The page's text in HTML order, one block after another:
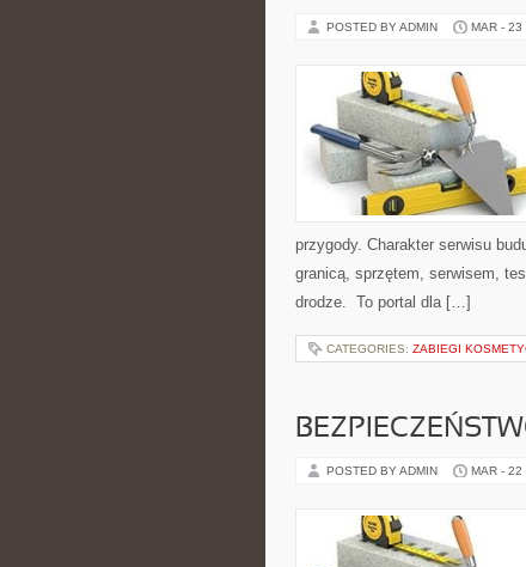
POSTED BY ADMIN MAR - 23
przygody. Charakter serwisu
granicą, sprzętem, serwisem,
drodze. To portal dla […]
CATEGORIES: ZABIEGI
POSTED BY ADMIN MAR - 22